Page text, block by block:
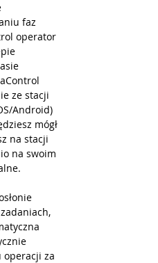
faz
operator
ze stacji
Android)
mógł
na stacji
na swoim
operacji za